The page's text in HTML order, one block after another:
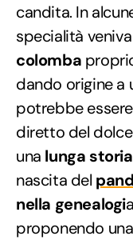
candita. In
specialità
colomba
dando origine a
potrebbe
diretto del
una lunga
nascita del
nella genealogi
proponendo